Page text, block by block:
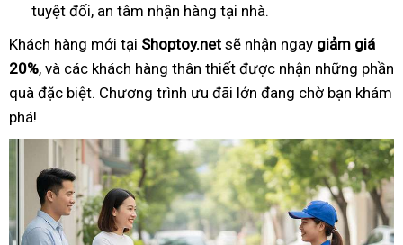
tuyệt đối, an tâm nhận hàng tại nhà.
Khách hàng mới tại Shoptoy.net sẽ nhận ngay giảm giá
20%, và các khách hàng thân thiết được nhận những phần
quà đặc biệt. Chương trình ưu đãi lớn đang chờ bạn khám
phá!